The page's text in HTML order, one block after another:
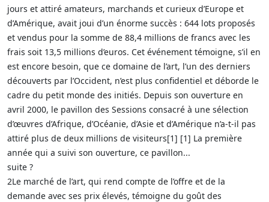
jours et attiré amateurs, marchands et curieux d’Europe et
d’Amérique, avait joui d’un énorme succès : 644 lots proposés
et vendus pour la somme de 88,4 millions de francs avec les
frais soit 13,5 millions d’euros. Cet événement témoigne, s’il en
est encore besoin, que ce domaine de l’art, l’un des derniers
découverts par l’Occident, n’est plus confidentiel et déborde le
cadre du petit monde des initiés. Depuis son ouverture en
avril 2000, le pavillon des Sessions consacré à une sélection
d’œuvres d’Afrique, d’Océanie, d’Asie et d’Amérique n’a-t-il pas
attiré plus de deux millions de visiteurs[1] [1] La première
année qui a suivi son ouverture, ce pavillon...
suite ?
2Le marché de l’art, qui rend compte de l’offre et de la
demande avec ses prix élevés, témoigne du goût des